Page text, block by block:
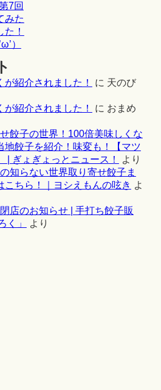
7回
みた
！
）
紹介されました！ に 天のび
紹介されました！
に おまめ
餃子の世界！100倍美味しくな
地餃子を紹介！味変も！【マツ
| ぎょぎょっとニュース！
より
知らない世界取り寄せ餃子ま
こちら！｜ヨシえもんの呟き よ
店のお知らせ | 手打ち餃子販
く」
より